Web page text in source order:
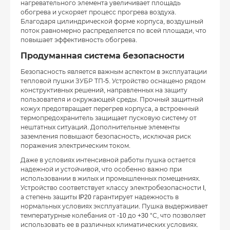
нагревательного элемента увеличивает площадь
обогрева и ускоряет процесс прогрева воздуха.
Благодаря цилиндрической форме корпуса, воздушный
поток равномерно распределяется по всей площади, что
повышает эффективность обогрева.
Продуманная система безопасности
Безопасность является важным аспектом в эксплуатации
тепловой пушки ЗУБР ТП-5. Устройство оснащено рядом
конструктивных решений, направленных на защиту
пользователя и окружающей среды. Прочный защитный
кожух предотвращает перегрев корпуса, а встроенный
термопредохранитель защищает пусковую систему от
нештатных ситуаций. Дополнительные элементы
заземления повышают безопасность, исключая риск
поражения электрическим током.
Даже в условиях интенсивной работы пушка остается
надежной и устойчивой, что особенно важно при
использовании в жилых и промышленных помещениях.
Устройство соответствует классу электробезопасности I,
а степень защиты IP20 гарантирует надежность в
нормальных условиях эксплуатации. Пушка выдерживает
температурные колебания от -10 до +30 °С, что позволяет
использовать ее в различных климатических условиях.